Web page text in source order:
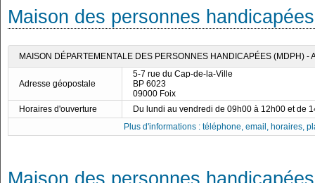
Maison des personnes
MAISON DÉPARTEMENTALE DES PERSONNES HANDICAPÉES (MDPH) -
Adresse géopostale
5-7 rue du Cap-de-la-Ville
BP 6023
09000 Foix
Horaires d'ouverture
Du lundi au vendredi de 09h00 à 12h00 et de
Plus d'informations : téléphone, email, horaires,
Maison des personnes